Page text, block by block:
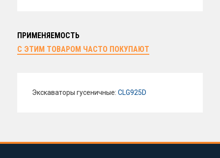
ПРИМЕНЯЕМОСТЬ
С ЭТИМ ТОВАРОМ ЧАСТО ПОКУПАЮТ
Экскаваторы гусеничные: CLG925D